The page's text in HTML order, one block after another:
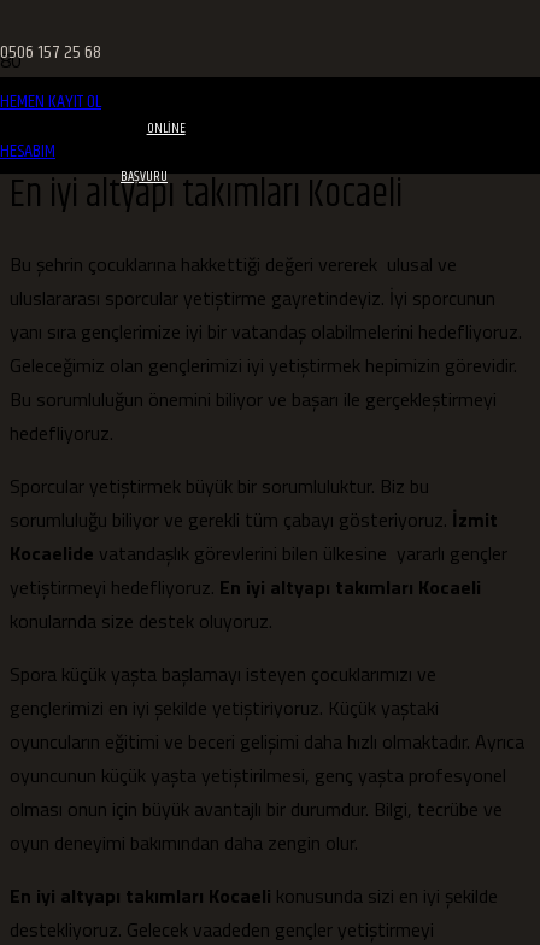
0506 157 25 68
HEMEN KAYIT OL
HESABIM
ONLINE
BAŞVURU
En iyi altyapı takımları Kocaeli
Bu şehrin çocuklarına hakkettiği değeri vererek ulusal ve
uluslararası sporcular yetiştirme gayretindeyiz. İyi sporcunun
yanı sıra gençlerimize iyi bir vatandaş olabilmelerini hedefliyoruz.
Geleceğimiz olan gençlerimizi iyi yetiştirmek hepimizin görevidir.
Bu sorumluluğun önemini biliyor ve başarı ile gerçekleştirmeyi
hedefliyoruz.
Sporcular yetiştirmek büyük bir sorumluluktur. Biz bu
sorumluluğu biliyor ve gerekli tüm çabayı gösteriyoruz. İzmit
Kocaelide vatandaşlık görevlerini bilen ülkesine yararlı gençler
yetiştirmeyi hedefliyoruz. En iyi altyapı takımları Kocaeli
konularnda size destek oluyoruz.
Spora küçük yaşta başlamayı isteyen çocuklarımızı ve
gençlerimizi en iyi şekilde yetiştiriyoruz. Küçük yaştaki
oyuncuların eğitimi ve beceri gelişimi daha hızlı olmaktadır. Ayrıca
oyuncunun küçük yaşta yetiştirilmesi, genç yaşta profesyonel
olması onun için büyük avantajlı bir durumdur. Bilgi, tecrübe ve
oyun deneyimi bakımından daha zengin olur.
En iyi altyapı takımları Kocaeli konusunda sizi en iyi şekilde
destekliyoruz. Gelecek vaadeden gençler yetiştirmeyi